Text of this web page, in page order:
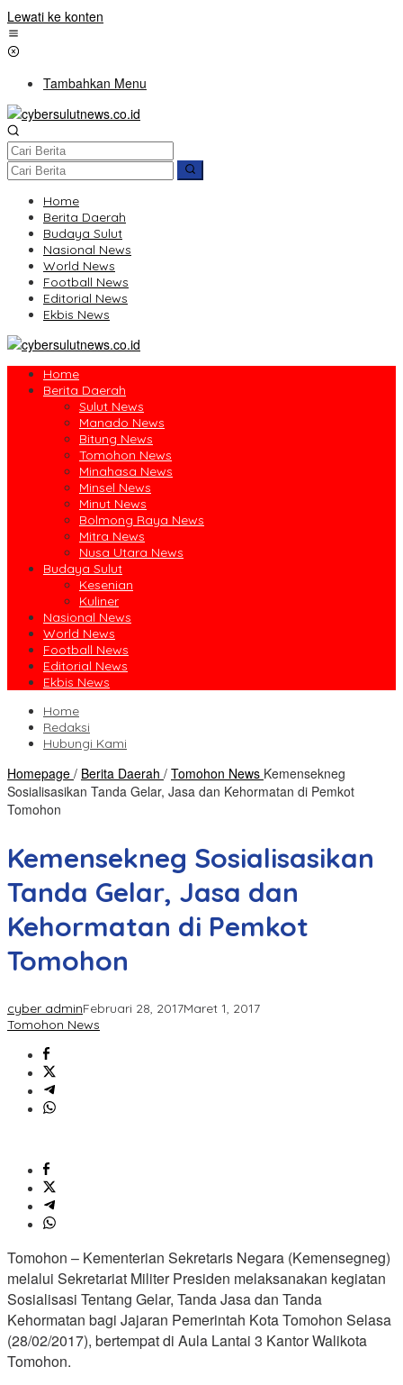
Lewati ke konten
Tambahkan Menu
Home
Berita Daerah
Budaya Sulut
Nasional News
World News
Football News
Editorial News
Ekbis News
Home
Berita Daerah
Sulut News
Manado News
Bitung News
Tomohon News
Minahasa News
Minsel News
Minut News
Bolmong Raya News
Mitra News
Nusa Utara News
Budaya Sulut
Kesenian
Kuliner
Nasional News
World News
Football News
Editorial News
Ekbis News
Home
Redaksi
Hubungi Kami
Homepage / Berita Daerah / Tomohon News Kemensekneg
Sosialisasikan Tanda Gelar, Jasa dan Kehormatan di Pemkot
Tomohon
Kemensekneg Sosialisasikan
Tanda Gelar, Jasa dan
Kehormatan di Pemkot
Tomohon
cyber adminFebruari 28, 2017Maret 1, 2017
Tomohon News
Tomohon – Kementerian Sekretaris Negara (Kemensegneg)
melalui Sekretariat Militer Presiden melaksanakan kegiatan
Sosialisasi Tentang Gelar, Tanda Jasa dan Tanda
Kehormatan bagi Jajaran Pemerintah Kota Tomohon Selasa
(28/02/2017), bertempat di Aula Lantai 3 Kantor Walikota
Tomohon.